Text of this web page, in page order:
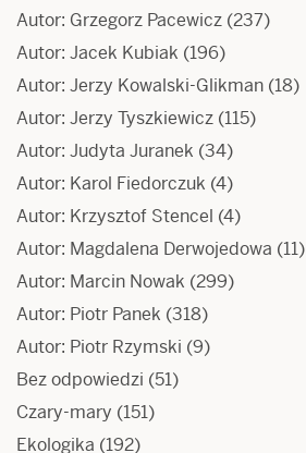
Autor: Grzegorz Pacewicz (237)
Autor: Jacek Kubiak (196)
Autor: Jerzy Kowalski-Glikman (18)
Autor: Jerzy Tyszkiewicz (115)
Autor: Judyta Juranek (34)
Autor: Karol Fiedorczuk (4)
Autor: Krzysztof Stencel (4)
Autor: Magdalena Derwojedowa (11)
Autor: Marcin Nowak (299)
Autor: Piotr Panek (318)
Autor: Piotr Rzymski (9)
Bez odpowiedzi (51)
Czary-mary (151)
Ekologika (192)